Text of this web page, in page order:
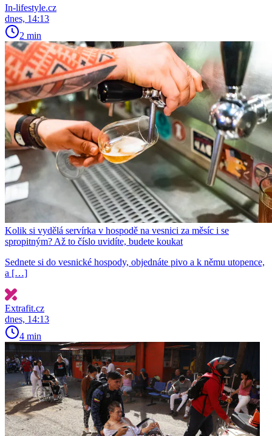
In-lifestyle.cz
dnes, 14:13
2 min
Kolik si vydělá servírka v hospodě na vesnici za měsíc i se
spropitným? Až to číslo uvidíte, budete koukat
Sednete si do vesnické hospody, objednáte pivo a k němu utopence,
a […]
Extrafit.cz
dnes, 14:13
4 min